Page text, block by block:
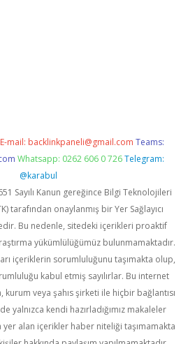
E-mail: backlinkpaneli@gmail.com Teams:
Whatsapp: 0262 606 0 726 Telegram:
@karabul
Sayılı Kanun gereğince Bilgi Teknolojileri
tarafından onaylanmış bir Yer Sağlayıcı
Bu nedenle, sitedeki içerikleri proaktif
yükümlülüğümüz bulunmamaktadır.
içeriklerin sorumluluğunu taşımakta olup,
kabul etmiş sayılırlar. Bu internet
veya şahıs şirketi ile hiçbir bağlantısı
yalnızca kendi hazırladığımız makaleler
yer alan içerikler haber niteliği taşımamakta